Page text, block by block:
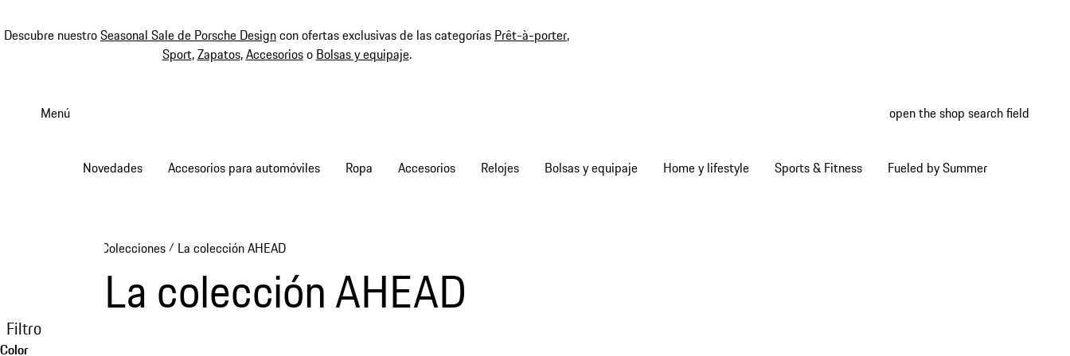
Descubre nuestroSeasonal Sale de Porsche Designcon ofertas exclusivas de las categorías Prêt-à-porter,
Sport,Zapatos,Accesorioso Bolsas y equipaje.
Menú open the shop search field
Novedades Accesorios para automóviles Ropa Accesorios Relojes Bolsas y equipaje Home y lifestyle Sports & Fitness Fueled by Summer
Colecciones / La colección AHEAD
La colección AHEAD
Filtro
Color